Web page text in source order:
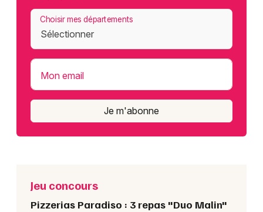
Choisir mes départements
Mon email
Je m'abonne
Jeu concours
Pizzerias Paradiso : 3 repas "Duo Malin"